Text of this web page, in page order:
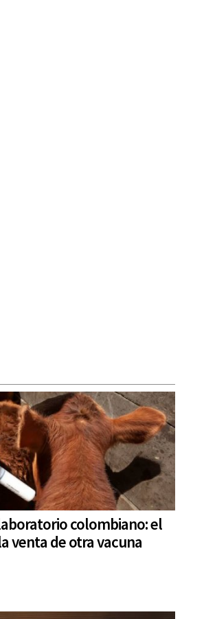
colombiano: el
venta de otra vacuna